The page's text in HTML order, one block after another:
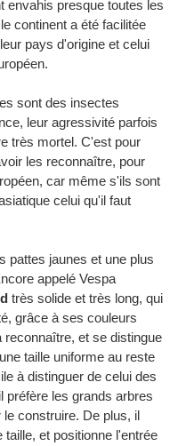
envahis presque toutes les
continent a été facilitée
pays d'origine et celui
sont des insectes
leur agressivité parfois
très mortel. C'est pour
les reconnaître, pour
car même s'ils sont
celui qu'il faut
pattes jaunes et une plus
appelé Vespa
très solide et très long, qui
grâce à ses couleurs
et se distingue
taille uniforme au reste
à distinguer de celui des
préfère les grands arbres
construire. De plus, il
et positionne l'entrée